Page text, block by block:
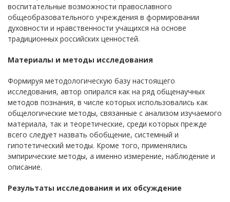
воспитательные возможности православного
общеобразовательного учреждения в формировании
духовности и нравственности учащихся на основе
традиционных российских ценностей.
Материалы и методы исследования
Формируя методологическую базу настоящего
исследования, автор опирался как на ряд общенаучных
методов познания, в числе которых использовались как
общелогические методы, связанные с анализом изучаемого
материала, так и теоретические, среди которых прежде
всего следует назвать обобщение, системный и
гипотетический методы. Кроме того, применялись
эмпирические методы, а именно измерение, наблюдение и
описание.
Результаты исследования и их обсуждение